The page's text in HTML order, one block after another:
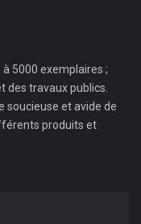
5000 exemplaires ;
des travaux publics.
soucieuse et avide de
produits et